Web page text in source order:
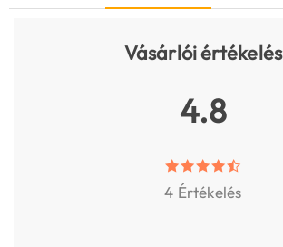
Vásárlói értékelés
4.8
4 Értékelés